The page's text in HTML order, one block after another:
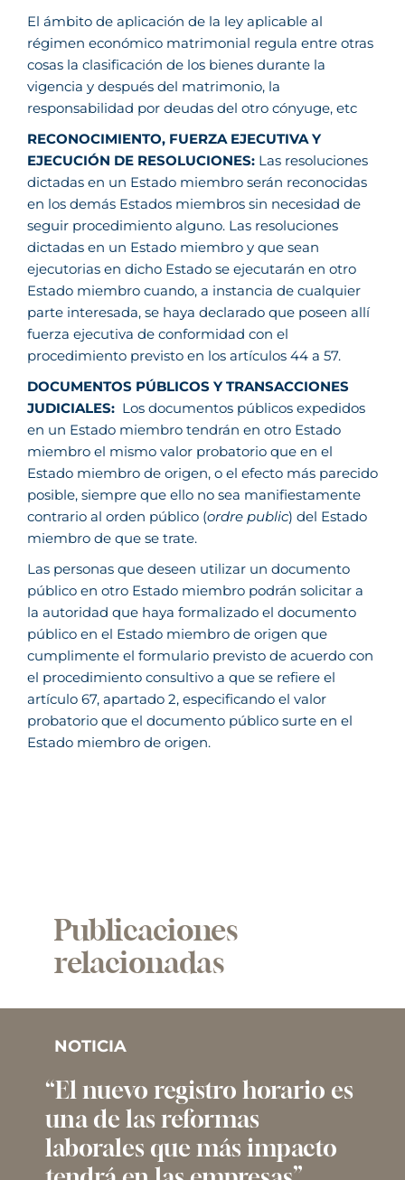
El ámbito de aplicación de la ley aplicable al
régimen económico matrimonial regula entre otras
cosas la clasificación de los bienes durante la
vigencia y después del matrimonio, la
responsabilidad por deudas del otro cónyuge, etc
RECONOCIMIENTO, FUERZA EJECUTIVA Y
EJECUCIÓN DE RESOLUCIONES: Las resoluciones
dictadas en un Estado miembro serán reconocidas
en los demás Estados miembros sin necesidad de
seguir procedimiento alguno. Las resoluciones
dictadas en un Estado miembro y que sean
ejecutorias en dicho Estado se ejecutarán en otro
Estado miembro cuando, a instancia de cualquier
parte interesada, se haya declarado que poseen allí
fuerza ejecutiva de conformidad con el
procedimiento previsto en los artículos 44 a 57.
DOCUMENTOS PÚBLICOS Y TRANSACCIONES
JUDICIALES: Los documentos públicos expedidos
en un Estado miembro tendrán en otro Estado
miembro el mismo valor probatorio que en el
Estado miembro de origen, o el efecto más parecido
posible, siempre que ello no sea manifiestamente
contrario al orden público (ordre public) del Estado
miembro de que se trate.
Las personas que deseen utilizar un documento
público en otro Estado miembro podrán solicitar a
la autoridad que haya formalizado el documento
público en el Estado miembro de origen que
cumplimente el formulario previsto de acuerdo con
el procedimiento consultivo a que se refiere el
artículo 67, apartado 2, especificando el valor
probatorio que el documento público surte en el
Estado miembro de origen.
Publicaciones
relacionadas
NOTICIA
“El nuevo registro horario es
una de las reformas
laborales que más impacto